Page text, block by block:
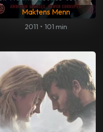
Maktens Menn
2011 • 101 min